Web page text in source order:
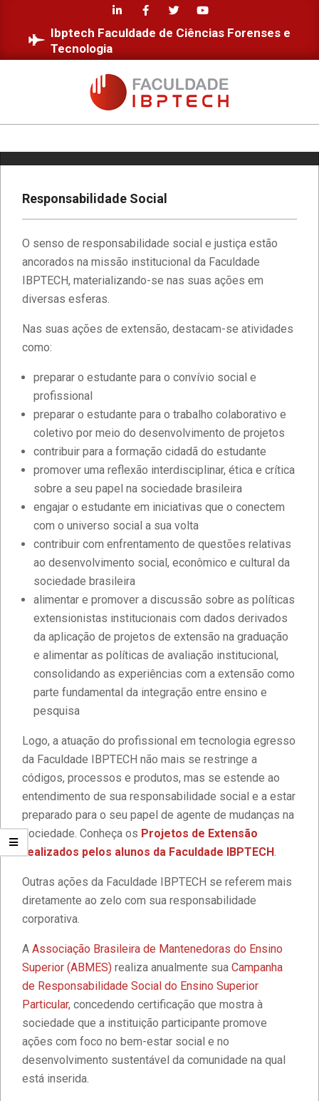
content
Ibptech Faculdade de Ciências Forenses e
Tecnologia
FACULDADE
IBPTECH
MenuResponsabilidade Social
O senso de responsabilidade social e justiça estão
ancorados na missão institucional da Faculdade
IBPTECH, materializando-se nas suas ações em
diversas esferas.
Nas suas ações de extensão, destacam-se atividades
como:
preparar o estudante para o convívio social e
profissional
preparar o estudante para o trabalho colaborativo e
coletivo por meio do desenvolvimento de projetos
contribuir para a formação cidadã do estudante
promover uma reflexão interdisciplinar, ética e crítica
sobre a seu papel na sociedade brasileira
engajar o estudante em iniciativas que o conectem
com o universo social a sua volta
contribuir com enfrentamento de questões relativas
ao desenvolvimento social, econômico e cultural da
sociedade brasileira
alimentar e promover a discussão sobre as políticas
extensionistas institucionais com dados derivados
da aplicação de projetos de extensão na graduação
e alimentar as políticas de avaliação institucional,
consolidando as experiências com a extensão como
parte fundamental da integração entre ensino e
pesquisa
Logo, a atuação do profissional em tecnologia egresso
da Faculdade IBPTECH não mais se restringe a
códigos, processos e produtos, mas se estende ao
entendimento de sua responsabilidade social e a estar
preparado para o seu papel de agente de mudanças na
sociedade. Conheça os Projetos de Extensão
realizados pelos alunos da Faculdade IBPTECH.
Outras ações da Faculdade IBPTECH se referem mais
diretamente ao zelo com sua responsabilidade
corporativa.
A Associação Brasileira de Mantenedoras do Ensino
Superior (ABMES) realiza anualmente sua Campanha
de Responsabilidade Social do Ensino Superior
Particular, concedendo certificação que mostra à
sociedade que a instituição participante promove
ações com foco no bem-estar social e no
desenvolvimento sustentável da comunidade na qual
está inserida.